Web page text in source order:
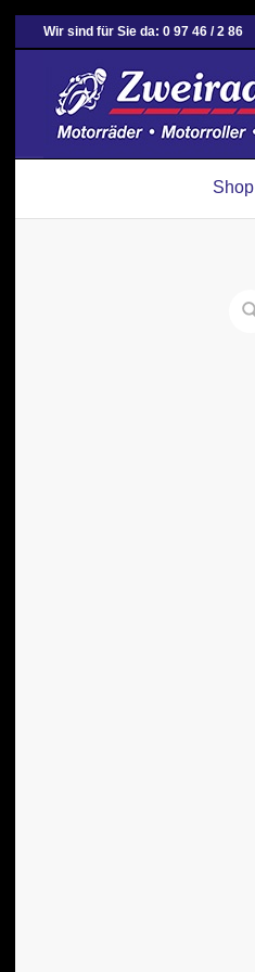
Wir sind für Sie da: 0 97 46 / 2 86
Shop